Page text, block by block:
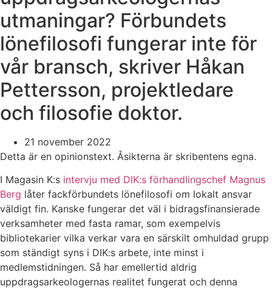
utmaningar? Förbundets
lönefilosofi fungerar inte för
vår bransch, skriver Håkan
Pettersson, projektledare
och filosofie doktor.
21 november 2022
Detta är en opinionstext. Åsikterna är skribentens egna.
I Magasin K:s intervju med DIK:s förhandlingschef Magnus
Berg låter fackförbundets lönefilosofi om lokalt ansvar
väldigt fin. Kanske fungerar det väl i bidragsfinansierade
verksamheter med fasta ramar, som exempelvis
bibliotekarier vilka verkar vara en särskilt omhuldad grupp
som ständigt syns i DIK:s arbete, inte minst i
medlemstidningen. Så har emellertid aldrig
uppdragsarkeologernas realitet fungerat och denna